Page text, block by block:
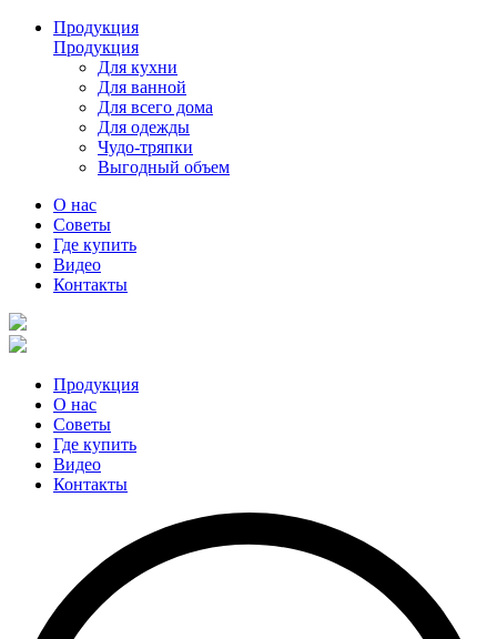
Продукция
Продукция
Для кухни
Для ванной
Для всего дома
Для одежды
Чудо-тряпки
Выгодный объем
О нас
Советы
Где купить
Видео
Контакты
Продукция
О нас
Советы
Где купить
Видео
Контакты